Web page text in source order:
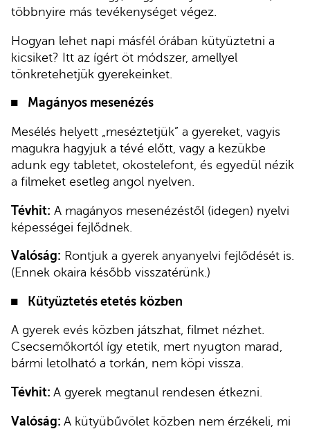
többnyire más tevékenységet végez.
Hogyan lehet napi másfél órában kütyüztetni a
kicsiket? Itt az ígért öt módszer, amellyel
tönkretehetjük gyerekeinket.
Magányos mesenézés
Mesélés helyett „meséztetjük” a gyereket, vagyis
magukra hagyjuk a tévé előtt, vagy a kezükbe
adunk egy tabletet, okostelefont, és egyedül nézik
a filmeket esetleg angol nyelven.
Tévhit: A magányos mesenézéstől (idegen) nyelvi
képességei fejlődnek.
Valóság: Rontjuk a gyerek anyanyelvi fejlődését is.
(Ennek okaira később visszatérünk.)
Kütyüztetés etetés közben
A gyerek evés közben játszhat, filmet nézhet.
Csecsemőkortól így etetik, mert nyugton marad,
bármi letolható a torkán, nem köpi vissza.
Tévhit: A gyerek megtanul rendesen étkezni.
Valóság: A kütyübűvölet közben nem érzékeli, mi